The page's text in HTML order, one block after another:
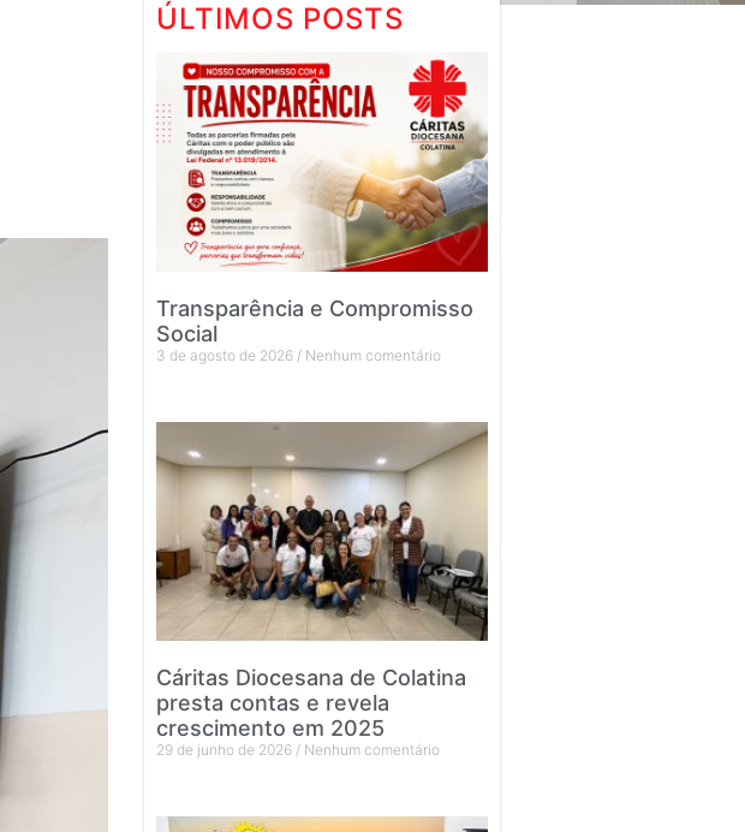
ÚLTIMOS POSTS
Transparência e Compromisso
Social
3 de agosto de 2026 Nenhum comentário
Cáritas Diocesana de Colatina
presta contas e revela
crescimento em 2025
29 de junho de 2026 Nenhum comentário